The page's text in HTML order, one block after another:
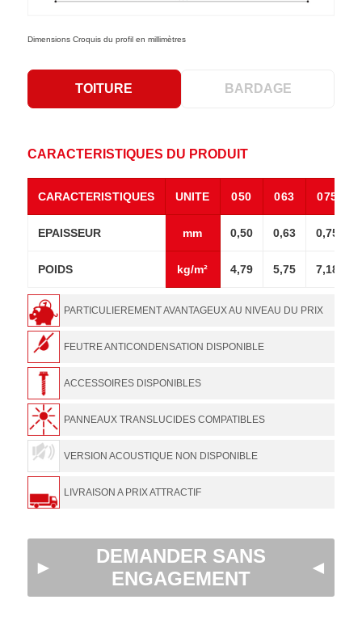
Dimensions Croquis du profil en millimètres
TOITURE BARDAGE
CARACTERISTIQUES DU PRODUIT
CARACTERISTIQUES UNITE 050 063 075
EPAISSEUR mm 0,50 0,63 0,75
POIDS kg/m² 4,79 5,75 7,18
DEMANDER SANS
ENGAGEMENT